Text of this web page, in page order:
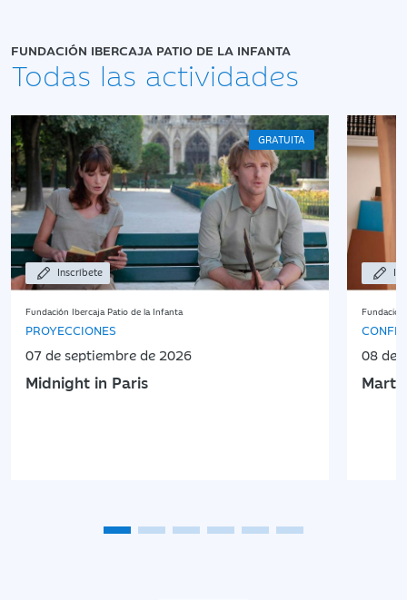
FUNDACIÓN IBERCAJA PATIO DE LA INFANTA
Todas las actividades
GRATUITA
Inscríbete
Fundación Ibercaja Patio de la Infanta
PROYECCIONES
07 de septiembre de 2026
Midnight in Paris
08 de